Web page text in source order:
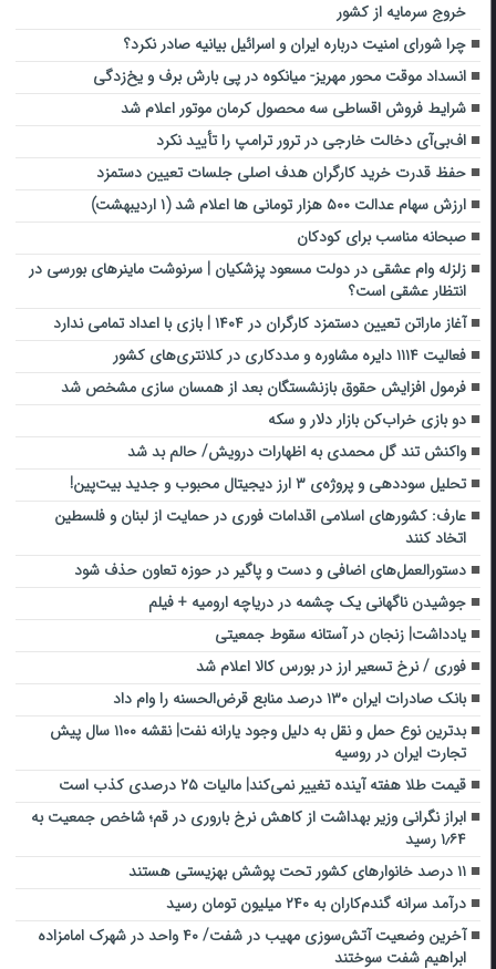
خروج سرمایه از کشور
چرا شورای امنیت درباره ایران و اسرائیل بیانیه صادر نکرد؟
انسداد موقت محور مهریز- میانکوه در پی بارش برف و یخ‌زدگی
شرایط فروش اقساطی سه محصول کرمان موتور اعلام شد
اف‌بی‌آی دخالت خارجی در ترور ترامپ را تأیید نکرد
حفظ قدرت خرید کارگران هدف اصلی جلسات تعیین دستمزد
ارزش سهام عدالت ۵۰۰ هزار تومانی ها اعلام شد (۱ اردیبهشت)
صبحانه مناسب برای کودکان
زلزله وام عشقی در دولت مسعود پزشکیان | سرنوشت ماینرهای بورسی در
انتظار عشقی است؟
آغاز ماراتن تعیین دستمزد کارگران در ۱۴۰۴ | بازی با اعداد تمامی ندارد
فعالیت ۱۱۱۴ دایره مشاوره و مددکاری در کلانتری‌های کشور
فرمول افزایش حقوق بازنشستگان بعد از همسان سازی مشخص شد
دو بازی خراب‌کن بازار دلار و سکه
واکنش تند گل محمدی به اظهارات درویش/ حالم بد شد
تحلیل سوددهی و پروژه‌ی ۳ ارز دیجیتال محبوب و جدید بیت‌پین!
عارف: کشورهای اسلامی اقدامات فوری در حمایت از لبنان و فلسطین
اتخاد کنند
دستورالعمل‌های اضافی و دست و پاگیر در حوزه تعاون حذف شود
جوشیدن ناگهانی یک چشمه در دریاچه ارومیه + فیلم
یادداشت| زنجان در آستانه سقوط جمعیتی
فوری / نرخ تسعیر ارز در بورس کالا اعلام شد
بانک صادرات ایران ۱۳۰ درصد منابع قرض‌الحسنه را وام داد
بدترین نوع حمل و نقل به دلیل وجود یارانه نفت| نقشه ١١٠٠ سال پیش
تجارت ایران در روسیه
قیمت طلا هفته آینده تغییر نمی‌کند| مالیات ۲۵ درصدی کذب است
ابراز نگرانی وزیر بهداشت از کاهش نرخ باروری در قم؛ شاخص جمعیت به
۱٫۶۴ رسید
۱۱ درصد خانوارهای کشور تحت پوشش بهزیستی هستند
درآمد سرانه گندم‌کاران به ۲۴۰ میلیون تومان رسید
آخرین وضعیت آتش‌سوزی مهیب در شفت/ ۴۰ واحد در شهرک امامزاده
ابراهیم شفت سوختند